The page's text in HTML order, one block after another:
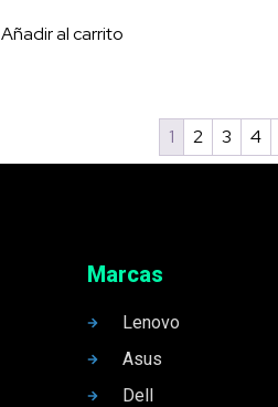
Añadir al carrito
1 2 3 4
Marcas
Lenovo
Asus
Dell